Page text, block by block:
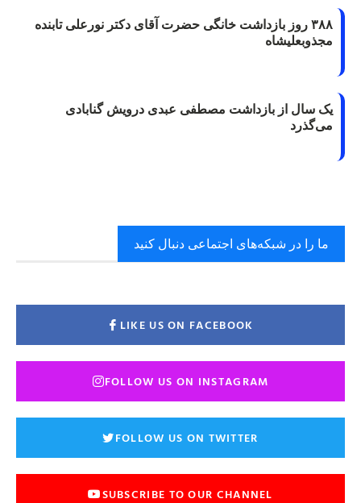
۳۸۸ روز بازداشت خانگی حضرت آقای دکتر نورعلی تابنده
مجذوبعلیشاه
یک سال از بازداشت مصطفی عبدی درویش گنابادی
می‌گذرد
ما را در شبکه‌های اجتماعی دنبال کنید
LIKE US ON FACEBOOK
FOLLOW US ON INSTAGRAM
FOLLOW US ON TWITTER
SUBSCRIBE TO OUR CHANNEL